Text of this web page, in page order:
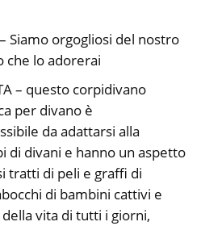
Siamo orgogliosi del nostro
che lo adorerai
– questo corpidivano
per divano è
da adattarsi alla
di divani e hanno un aspetto
tratti di peli e graffi di
di bambini cattivi e
vita di tutti i giorni,